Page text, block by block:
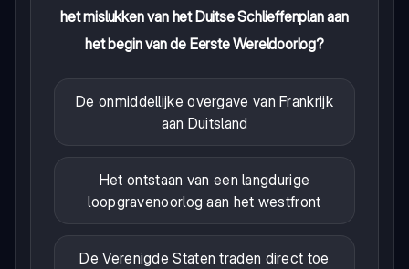
het mislukken van het Duitse Schlieffenplan aan
het begin van de Eerste Wereldoorlog?
De onmiddellijke overgave van Frankrijk
aan Duitsland
Het ontstaan van een langdurige
loopgravenoorlog aan het westfront
De Verenigde Staten traden direct toe